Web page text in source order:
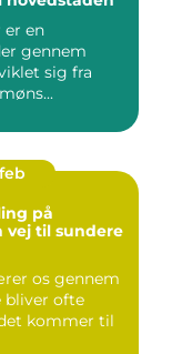
er en
gennem
sig fra
på
vej til sundere
os gennem
bliver ofte
kommer til